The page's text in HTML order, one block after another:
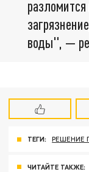
воды", —
ТЕГИ: РЕШЕНИЕ
ЧИТАЙТЕ ТАКЖЕ: